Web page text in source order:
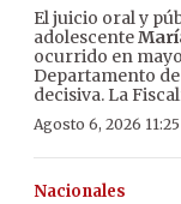
El juicio oral y
adolescente
ocurrido en
Departamento de
decisiva. La
Agosto 6, 2026
Nacionales